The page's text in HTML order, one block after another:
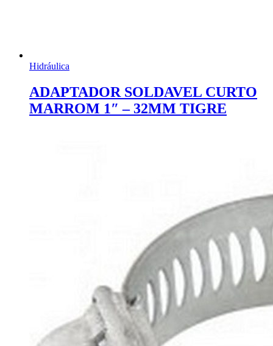
Hidráulica
ADAPTADOR SOLDAVEL CURTO
MARROM 1″ – 32MM TIGRE